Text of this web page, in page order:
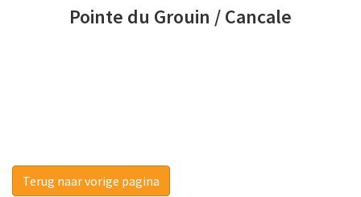
Pointe du Grouin / Cancale
Terug naar vorige pagina